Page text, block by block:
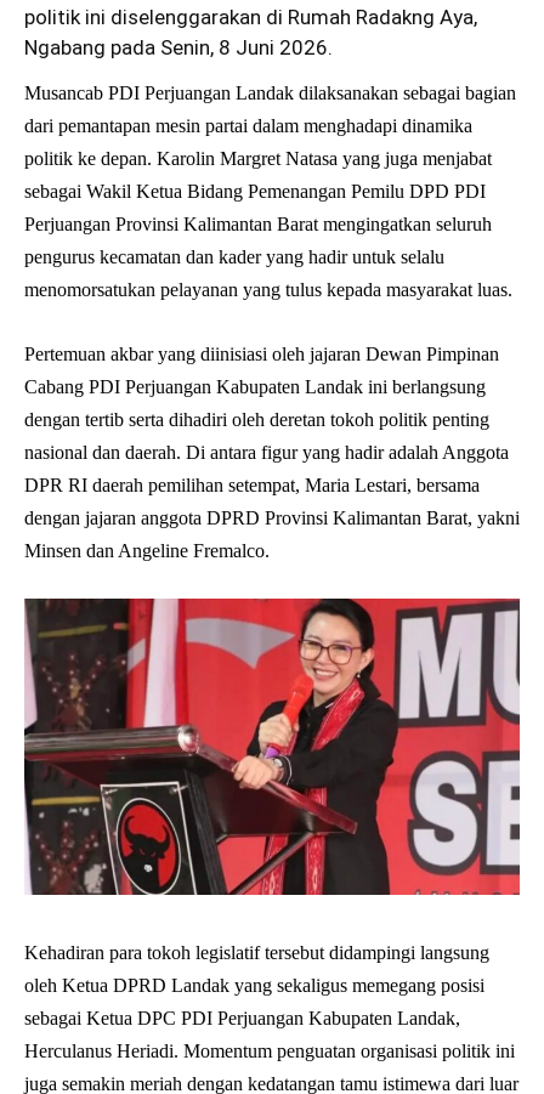
politik ini diselenggarakan di Rumah Radakng Aya,
Ngabang pada Senin, 8 Juni 2026.
Musancab PDI Perjuangan Landak dilaksanakan sebagai bagian
dari pemantapan mesin partai dalam menghadapi dinamika
politik ke depan. Karolin Margret Natasa yang juga menjabat
sebagai Wakil Ketua Bidang Pemenangan Pemilu DPD PDI
Perjuangan Provinsi Kalimantan Barat mengingatkan seluruh
pengurus kecamatan dan kader yang hadir untuk selalu
menomorsatukan pelayanan yang tulus kepada masyarakat luas.
Pertemuan akbar yang diinisiasi oleh jajaran Dewan Pimpinan
Cabang PDI Perjuangan Kabupaten Landak ini berlangsung
dengan tertib serta dihadiri oleh deretan tokoh politik penting
nasional dan daerah. Di antara figur yang hadir adalah Anggota
DPR RI daerah pemilihan setempat, Maria Lestari, bersama
dengan jajaran anggota DPRD Provinsi Kalimantan Barat, yakni
Minsen dan Angeline Fremalco.
Kehadiran para tokoh legislatif tersebut didampingi langsung
oleh Ketua DPRD Landak yang sekaligus memegang posisi
sebagai Ketua DPC PDI Perjuangan Kabupaten Landak,
Herculanus Heriadi. Momentum penguatan organisasi politik ini
juga semakin meriah dengan kedatangan tamu istimewa dari luar